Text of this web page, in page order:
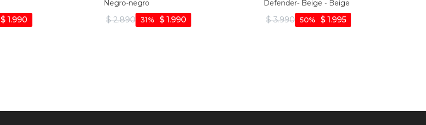
$ 1.990
Negro-negro
$ 2.890 $ 1.990
31
Defender- Beige - Beige
$ 3.990 $ 1.995
50